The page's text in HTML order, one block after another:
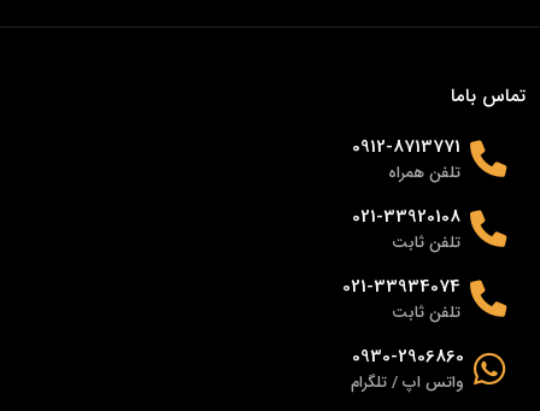
تماس باما
0912-8713771
تلفن همراه
021-33920108
تلفن ثابت
021-33934074
تلفن ثابت
0930-2906860
واتس اپ / تلگرام